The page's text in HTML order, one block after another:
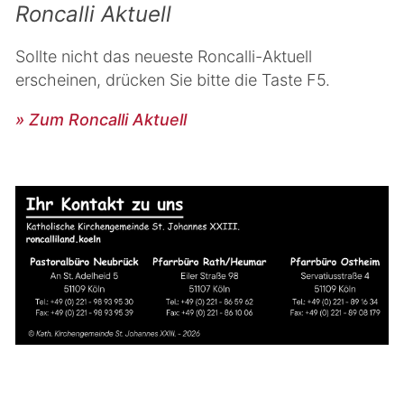
Roncalli Aktuell
Sollte nicht das neueste Roncalli-Aktuell
erscheinen, drücken Sie bitte die Taste F5.
» Zum Roncalli Aktuell